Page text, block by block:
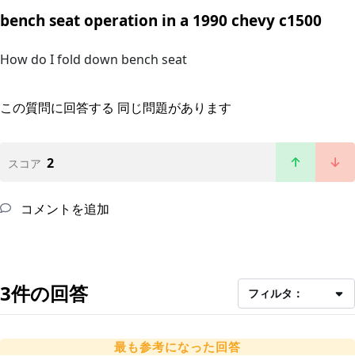
bench seat operation in a 1990 chevy c1500
How do I fold down bench seat
この質問に回答する 同じ問題があります
スコア 2
コメントを追加
3件の回答 フィルタ：
最も参考になった回答